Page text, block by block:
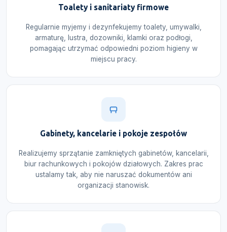
Toalety i sanitariaty firmowe
Regularnie myjemy i dezynfekujemy toalety, umywalki,
armaturę, lustra, dozowniki, klamki oraz podłogi,
pomagając utrzymać odpowiedni poziom higieny w
miejscu pracy.
Gabinety, kancelarie i pokoje zespołów
Realizujemy sprzątanie zamkniętych gabinetów, kancelarii,
biur rachunkowych i pokojów działowych. Zakres prac
ustalamy tak, aby nie naruszać dokumentów ani
organizacji stanowisk.